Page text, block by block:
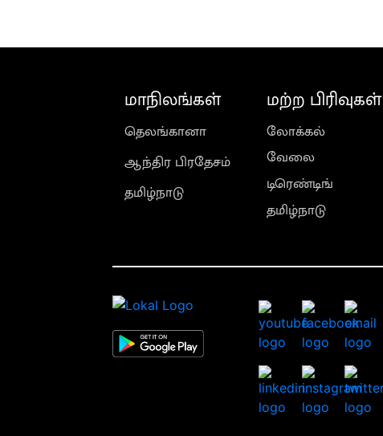
மாநிலங்கள்
தெலங்கானா
ஆந்திர பிரதேசம்
தமிழ்நாடு
மற்ற பிரிவுகள்
லோக்கல்
வேலை
டிரெண்டிங்
தமிழ்நாடு